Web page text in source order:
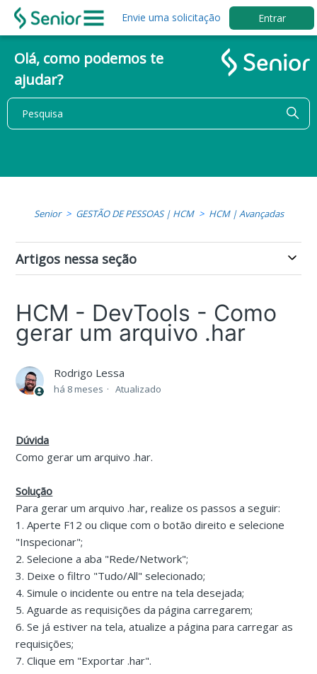
Envie uma solicitação Entrar
Olá, como podemos te
ajudar?
Senior GESTÃO DE PESSOAS | HCM HCM | Avançadas
Artigos nessa seção
HCM - DevTools - Como
gerar um arquivo .har
Rodrigo Lessa
há 8 meses Atualizado
Dúvida
Como gerar um arquivo .har.
Solução
Para gerar um arquivo .har, realize os passos a seguir:
1. Aperte F12 ou clique com o botão direito e selecione
"Inspecionar";
2. Selecione a aba "Rede/Network";
3. Deixe o filtro "Tudo/All" selecionado;
4. Simule o incidente ou entre na tela desejada;
5. Aguarde as requisições da página carregarem;
6. Se já estiver na tela, atualize a página para carregar as
requisições;
7. Clique em "Exportar .har".